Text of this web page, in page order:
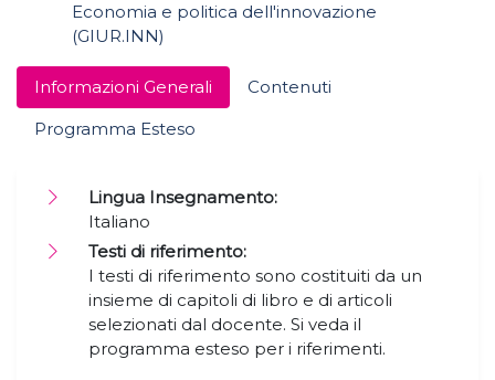
Informazioni Generali
Contenuti
Programma Esteso
Lingua Insegnamento:
Italiano
Testi di riferimento:
I testi di riferimento sono costituiti da un
insieme di capitoli di libro e di articoli
selezionati dal docente. Si veda il
programma esteso per i riferimenti.
Economia e politica dell'innovazione
(GIUR.INN)